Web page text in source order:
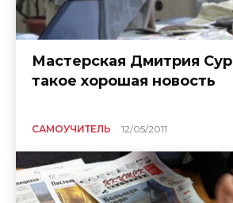
Мастерская Дмитрия
такое хорошая новость
САМОУЧИТЕЛЬ 12/05/2011